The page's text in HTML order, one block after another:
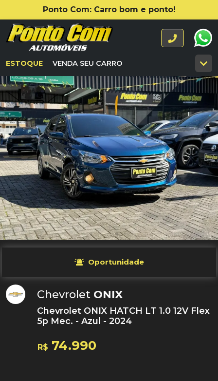
Ponto Com: Carro bom e ponto!
ESTOQUE VENDA SEU CARRO
Oportunidade
Chevrolet ONIX
Chevrolet ONIX HATCH LT 1.0 12V Flex
5p Mec. - Azul - 2024
R$ 74.990